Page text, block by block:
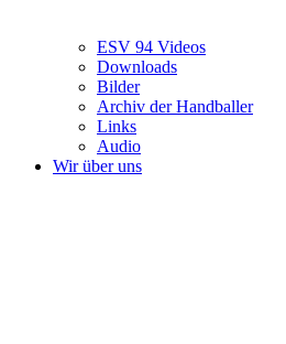
ESV 94 Videos
Downloads
Bilder
Archiv der Handballer
Links
Audio
Wir über uns